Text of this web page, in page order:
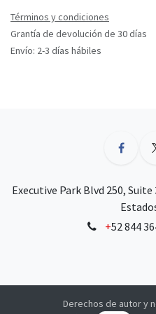
Términos y condiciones
Grantía de devolución de 30 días
Envío: 2-3 días hábiles
Executive Park Blvd 250, Suite
+52 844
Derechos de autor y